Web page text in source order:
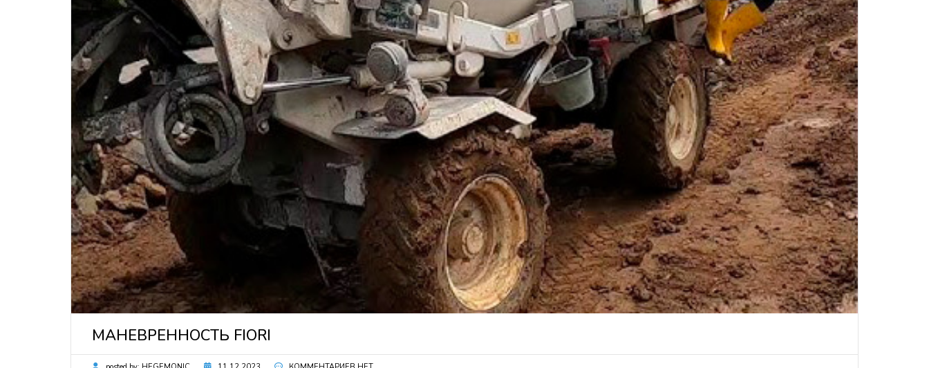
МАНЕВРЕННОСТЬ FIORI